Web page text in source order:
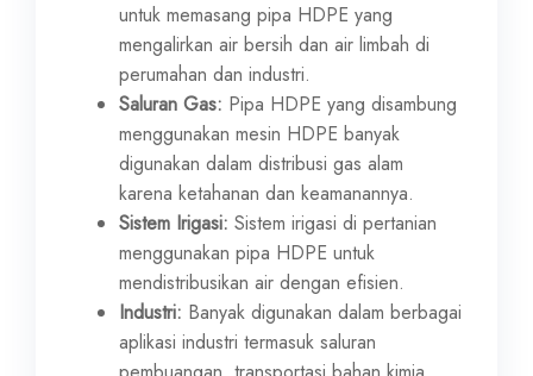
untuk memasang pipa HDPE yang
mengalirkan air bersih dan air limbah di
perumahan dan industri.
Saluran Gas: Pipa HDPE yang disambung
menggunakan mesin HDPE banyak
digunakan dalam distribusi gas alam
karena ketahanan dan keamanannya.
Sistem Irigasi: Sistem irigasi di pertanian
menggunakan pipa HDPE untuk
mendistribusikan air dengan efisien.
Industri: Banyak digunakan dalam berbagai
aplikasi industri termasuk saluran